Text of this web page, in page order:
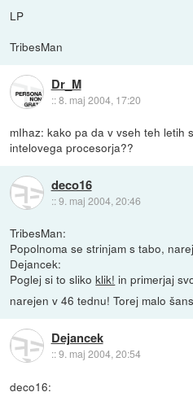
LP
TribesMan
Dr_M
::8. maj 2004, 17:20
mIhaz: kako pa da v vseh teh letih
intelovega procesorja??
deco16
::9. maj 2004, 20:46
TribesMan:
Popolnoma se strinjam s tabo,
Dejancek:
Poglej si to slikoklik! in primerjaj
narejen v 46 tednu! Torej malo
Dejancek
::9. maj 2004, 20:54
deco16: